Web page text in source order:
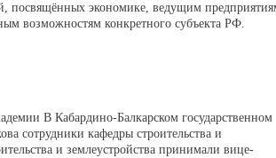
посвящённых экономике, ведущим
возможностям конкретного субъекта РФ.
В Кабардино-Балкарском государственном
сотрудники кафедры строительства и
и землеустройства принимали вице-